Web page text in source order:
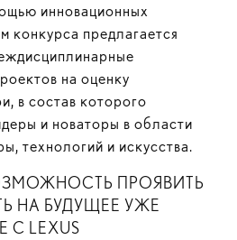
инновационных
конкурса предлагается
на оценку
в состав которого
и новаторы в области
технологий и искусства.
ПРОЯВИТЬ
НА БУДУЩЕЕ УЖЕ
LEXUS